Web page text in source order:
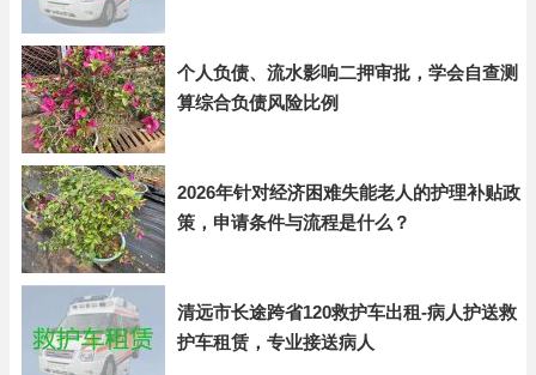
个人负债、流水影响二押审批，学会自查测
算综合负债风险比例
2026年针对经济困难失能老人的护理补贴政
策，申请条件与流程是什么？
清远市长途跨省120救护车出租-病人护送救
护车租赁，专业接送病人